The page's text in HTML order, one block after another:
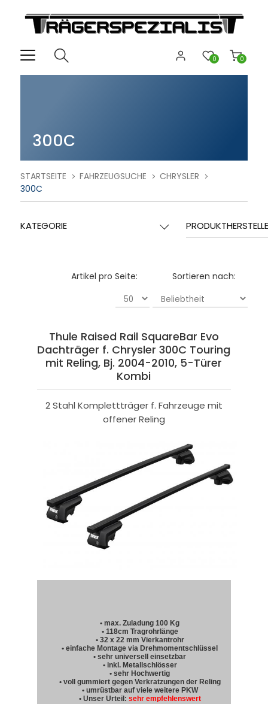
0
0
300C
STARTSEITE FAHRZEUGSUCHE
CHRYSLER
300C
KATEGORIE
Sortieren nach:
Artikel pro Seite:
Thule Raised Rail SquareBar Evo
Dachträger f. Chrysler 300C Touring
mit Reling, Bj. 2004-2010, 5-Türer
Kombi
2 Stahl Komplettträger f. Fahrzeuge mit
offener Reling
• max. Zuladung 100 Kg
• 118cm Tragrohrlänge
• 32 x 22 mm Vierkantrohr
• einfache Montage via Drehmomentschlüssel
• sehr universell einsetzbar
• inkl. Metallschlösser
• sehr Hochwertig
• voll gummiert gegen Verkratzungen der Reling
• umrüstbar auf viele weitere PKW
• Unser Urteil: sehr empfehlenswert